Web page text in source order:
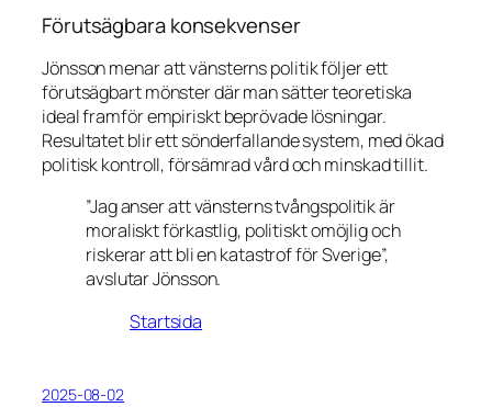
Förutsägbara konsekvenser
Jönsson menar att vänsterns politik följer ett
förutsägbart mönster där man sätter teoretiska
ideal framför empiriskt beprövade lösningar.
Resultatet blir ett sönderfallande system, med ökad
politisk kontroll, försämrad vård och minskad tillit.
”Jag anser att vänsterns tvångspolitik är
moraliskt förkastlig, politiskt omöjlig och
riskerar att bli en katastrof för Sverige”,
avslutar Jönsson.
Startsida
2025-08-02